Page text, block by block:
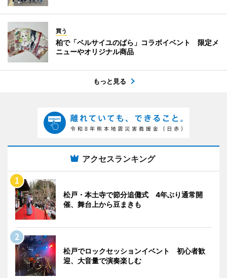
買う
柏で「ベルサイユのばら」コラボイベント 限定メ
ニューやオリジナル商品
もっと見る
アクセスランキング
松戸・本土寺で節分追儺式 4年ぶり通常開
催、舞台上から豆まきも
松戸でロックセッションイベント 初心者歓
迎、大音量で演奏楽しむ